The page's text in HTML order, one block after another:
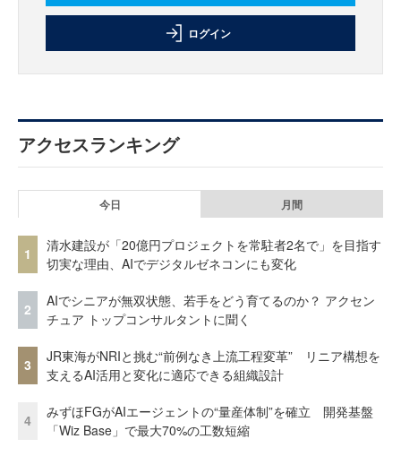
ログイン
アクセスランキング
今日 月間
1
清水建設が「20億円プロジェクトを常駐者2名で」を目指す
切実な理由、AIでデジタルゼネコンにも変化
2
AIでシニアが無双状態、若手をどう育てるのか？ アクセン
チュア トップコンサルタントに聞く
3
JR東海がNRIと挑む“前例なき上流工程変革” リニア構想を
支えるAI活用と変化に適応できる組織設計
4
みずほFGがAIエージェントの“量産体制”を確立 開発基盤
「Wiz Base」で最大70%の工数短縮